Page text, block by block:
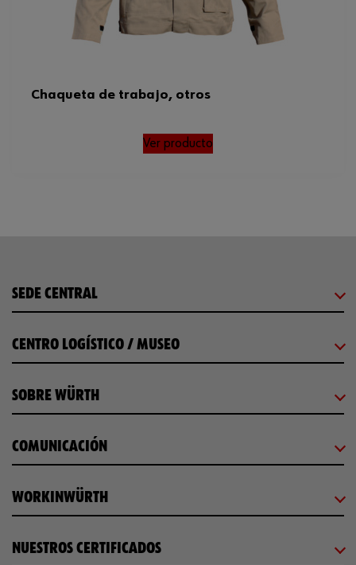
Chaqueta de trabajo, otros
Ver producto
SEDE CENTRAL
CENTRO LOGÍSTICO / MUSEO
SOBRE WÜRTH
COMUNICACIÓN
WORKINWÜRTH
NUESTROS CERTIFICADOS